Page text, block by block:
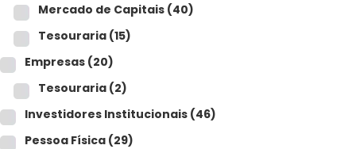
Mercado de Capitais (40)
Tesouraria (15)
Empresas (20)
Tesouraria (2)
Investidores Institucionais (46)
Pessoa Física (29)